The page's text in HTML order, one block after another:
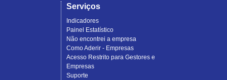
Serviços
Indicadores
Painel Estatístico
Não encontrei a empresa
Como Aderir - Empresas
Acesso Restrito para Gestores e
Empresas
Suporte